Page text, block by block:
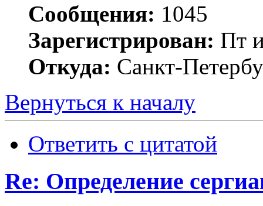
Сообщения: 1045
Зарегистрирован: Пт
Откуда: Санкт-
Вернуться к началу
Ответить с цитатой
Re: Определение